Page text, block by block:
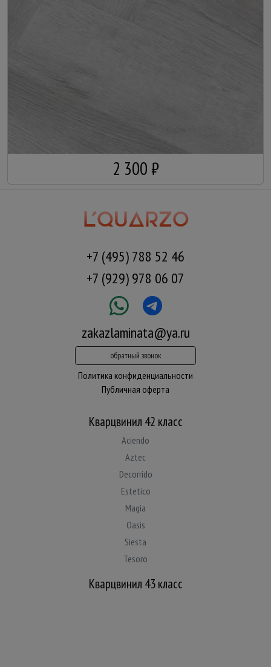
2 300 ₽
+7 (495) 788 52 46
+7 (929) 978 06 07
zakazlaminata@ya.ru
обратный звонок
Политика конфиденциальности
Публичная оферта
Кварцвинил 42 класс
Aciendo
Aztec
Decorrido
Estetico
Magia
Oasis
Siesta
Tesoro
Кварцвинил 43 класс